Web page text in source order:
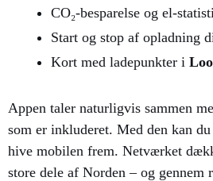
CO₂-besparelse og el-
Start og stop af opladning
Kort med ladepunkter i
Appen taler naturligvis sammen
som er inkluderet. Med den kan
hive mobilen frem. Netværket
store dele af Norden – og gennem